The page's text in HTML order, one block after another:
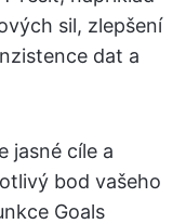
sil, zlepšení
dat a
jasné cíle a
bod vašeho
Goals